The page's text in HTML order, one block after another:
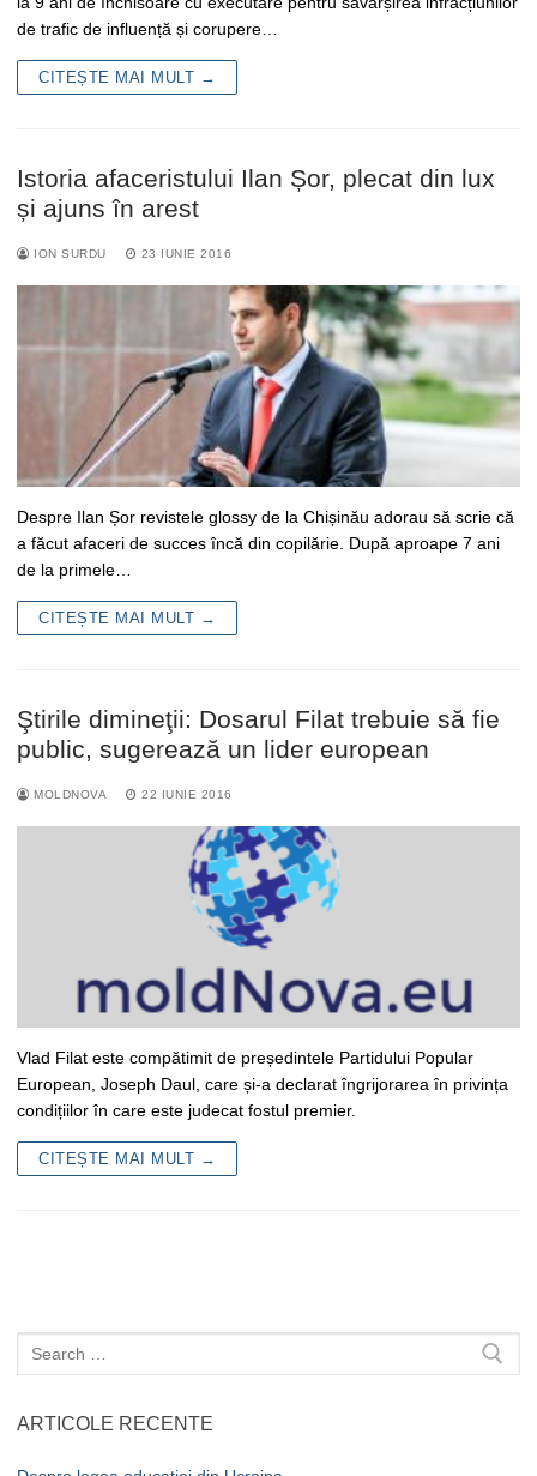
de trafic de influență și corupere…
CITEȘTE MAI MULT →
Istoria afaceristului Ilan Șor, plecat din lux
și ajuns în arest
ION SURDU 23 IUNIE 2016
Despre Ilan Șor revistele glossy de la Chișinău adorau să scrie că
a făcut afaceri de succes încă din copilărie. După aproape 7 ani
de la primele…
CITEȘTE MAI MULT →
Ştirile dimineţii: Dosarul Filat trebuie să fie
public, sugerează un lider european
MOLDNOVA 22 IUNIE 2016
Vlad Filat este compătimit de președintele Partidului Popular
European, Joseph Daul, care și-a declarat îngrijorarea în privința
condițiilor în care este judecat fostul premier.
CITEȘTE MAI MULT →
Caută
după:
ARTICOLE RECENTE